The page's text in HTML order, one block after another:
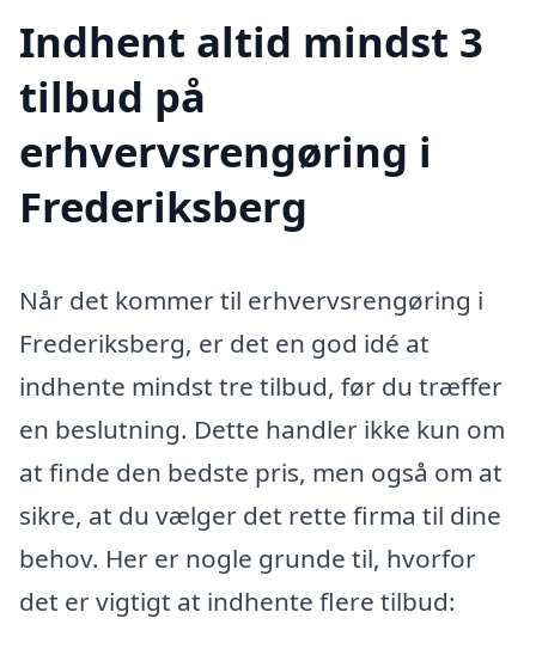
Indhent altid mindst 3
tilbud på
erhvervsrengøring i
Frederiksberg
Når det kommer til erhvervsrengøring i
Frederiksberg, er det en god idé at
indhente mindst tre tilbud, før du træffer
en beslutning. Dette handler ikke kun om
at finde den bedste pris, men også om at
sikre, at du vælger det rette firma til dine
behov. Her er nogle grunde til, hvorfor
det er vigtigt at indhente flere tilbud: